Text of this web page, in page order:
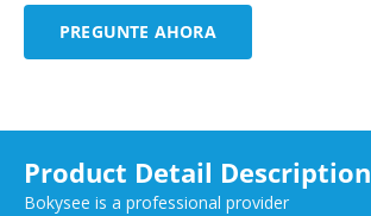
PREGUNTE AHORA
Product Detail Description
Bokysee is a professional provider